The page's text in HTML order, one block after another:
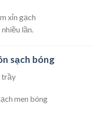
xỉn gạch
lần.
sạch bóng
trầy
men bóng